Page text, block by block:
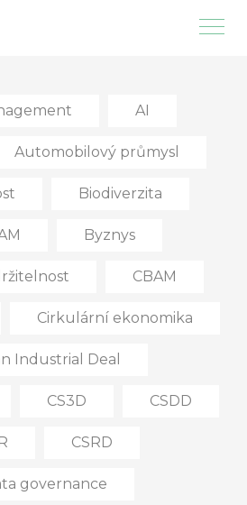
AI
Automobilový průmysl
Biodiverzita
Byznys
CBAM
Cirkulární ekonomika
Industrial Deal
CS3D CSDD
CSRD
governance